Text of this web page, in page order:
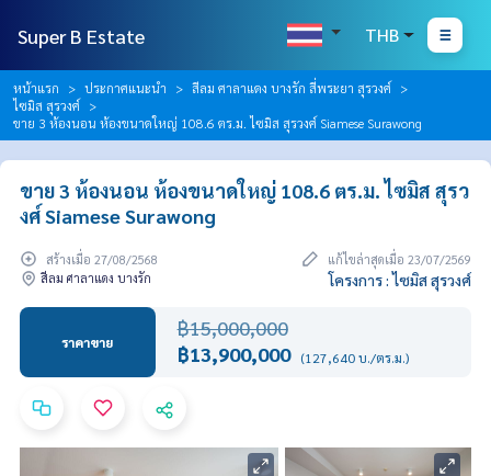
Super B Estate THB
หน้าแรก ประกาศแนะนำ
สีลม ศาลาแดง บางรัก สี่พระยา สุรวงศ์
ไซมิส สุรวงศ์
ขาย 3 ห้องนอน ห้องขนาดใหญ่ 108.6 ตร.ม. ไซมิส สุรวงศ์ Siamese Surawong
ขาย 3 ห้องนอน ห้องขนาดใหญ่ 108.6 ตร.ม. ไซมิส สุรว
งศ์ Siamese Surawong
สร้างเมื่อ 27/08/2568
แก้ไขล่าสุดเมื่อ 23/07/2569
สีลม ศาลาแดง บางรัก
โครงการ : ไซมิส สุรวงศ์
ราคาขาย
฿15,000,000
฿13,900,000 (127,640 บ./ตร.ม.)